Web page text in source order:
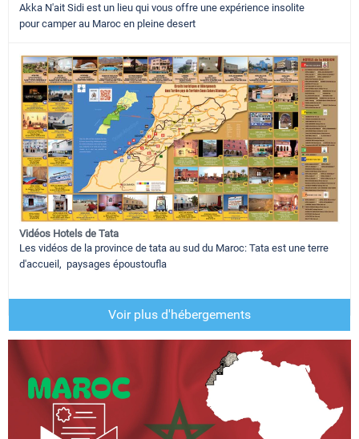
Akka N'ait Sidi est un lieu qui vous offre une expérience insolite
pour camper au Maroc en pleine desert
Vidéos Hotels de Tata
Les vidéos de la province de tata au sud du Maroc: Tata est une terre
d'accueil, paysages époustoufla
Voir plus d'hébergements